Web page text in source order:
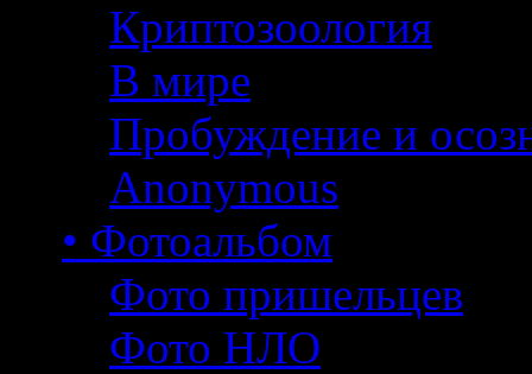
Криптозоология
В мире
Пробуждение и
Anonymous
• Фотоальбом
Фото пришельцев
Фото НЛО